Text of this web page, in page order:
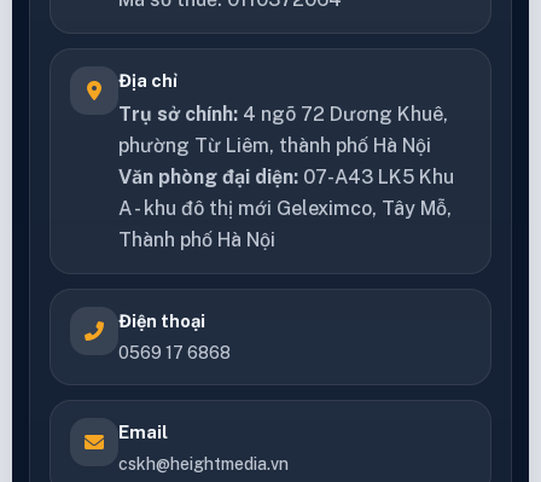
Địa chỉ
Trụ sở chính: 4 ngõ 72 Dương Khuê,
phường Từ Liêm, thành phố Hà Nội
Văn phòng đại diện: 07-A43 LK5 Khu
A - khu đô thị mới Geleximco, Tây Mỗ,
Thành phố Hà Nội
Điện thoại
0569 17 6868
Email
cskh@heightmedia.vn